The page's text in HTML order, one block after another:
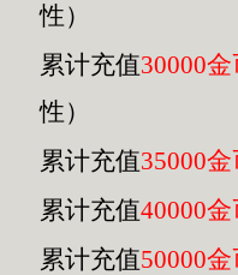
性）
累计充值30000
性）
累计充值35000
累计充值40000
累计充值50000